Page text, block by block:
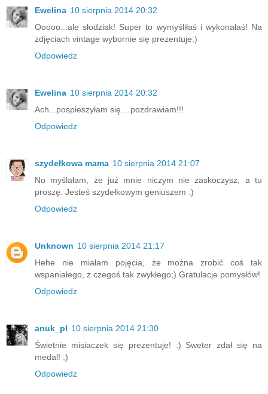
Ewelina 10 sierpnia 2014 20:32
Ooooo...ale słodziak! Super to wymyśliłaś i wykonałaś! Na
zdjęciach vintage wybornie się prezentuje:)
Odpowiedz
Ewelina 10 sierpnia 2014 20:32
Ach...pospieszyłam się....pozdrawiam!!!
Odpowiedz
szydełkowa mama 10 sierpnia 2014 21:07
No myślałam, że już mnie niczym nie zaskoczysz, a tu
proszę. Jesteś szydełkowym geniuszem :)
Odpowiedz
Unknown 10 sierpnia 2014 21:17
Hehe nie miałam pojęcia, że można zrobić coś tak
wspaniałego, z czegoś tak zwykłego;) Gratulacje pomysłów!
Odpowiedz
anuk_pl 10 sierpnia 2014 21:30
Świetnie misiaczek się prezentuje! :) Sweter zdał się na
medal! ;)
Odpowiedz